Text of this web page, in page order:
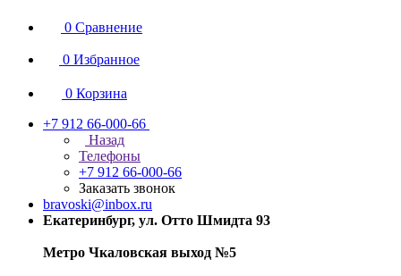
0 Сравнение
0 Избранное
0 Корзина
+7 912 66-000-66
Назад
Телефоны
+7 912 66-000-66
Заказать звонок
bravoski@inbox.ru
Екатеринбург, ул. Отто Шмидта 93
Метро Чкаловская выход №5